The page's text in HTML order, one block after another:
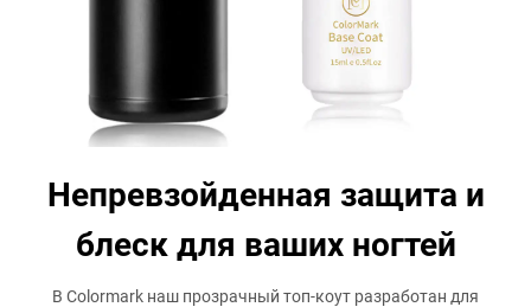
Непревзойденная защита и
блеск для ваших ногтей
В Colormark наш прозрачный топ-коут разработан для